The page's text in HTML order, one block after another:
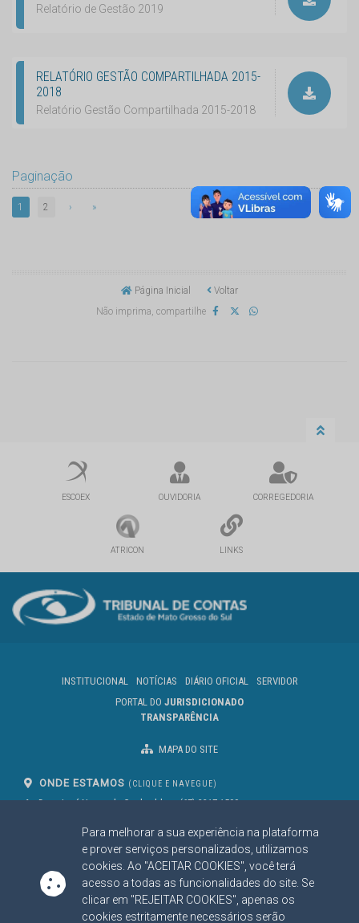
Para melhorar a sua experiência na plataforma
e prover serviços personalizados, utilizamos
cookies. Ao "ACEITAR COOKIES", você terá
acesso a todas as funcionalidades do site. Se
clicar em "REJEITAR COOKIES", apenas os
cookies estritamente necessários serão
Relatório de Gestão 2019
RELATÓRIO GESTÃO COMPARTILHADA 2015-
2018
Relatório Gestão Compartilhada 2015-2018
Paginação
1 2 › »
Página Inicial
Voltar
Não imprima, compartilhe
ESCOEX OUVIDORIA CORREGEDORIA
ATRICON LINKS
INSTITUCIONAL NOTÍCIAS DIÁRIO OFICIAL
SERVIDOR
PORTAL DO JURISDICIONADO
TRANSPARÊNCIA
MAPA DO SITE
ONDE ESTAMOS (CLIQUE E NAVEGUE)
Av. Des. José Nunes da Cunha, bloco
Campo Grande/MS
CEP: 79031-310
(67) 3317-1500
SIGA NOSSAS REDES SOCIAIS